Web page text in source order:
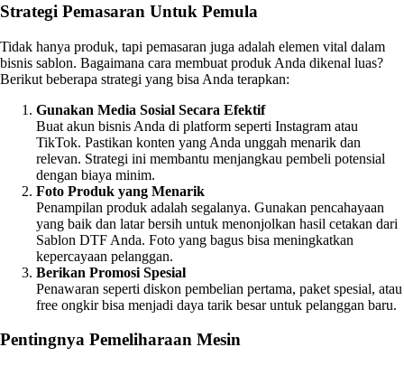
Strategi Pemasaran Untuk Pemula
Tidak hanya produk, tapi pemasaran juga adalah elemen vital dalam
bisnis sablon. Bagaimana cara membuat produk Anda dikenal luas?
Berikut beberapa strategi yang bisa Anda terapkan:
Gunakan Media Sosial Secara Efektif
Buat akun bisnis Anda di platform seperti Instagram atau
TikTok. Pastikan konten yang Anda unggah menarik dan
relevan. Strategi ini membantu menjangkau pembeli potensial
dengan biaya minim.
Foto Produk yang Menarik
Penampilan produk adalah segalanya. Gunakan pencahayaan
yang baik dan latar bersih untuk menonjolkan hasil cetakan dari
Sablon DTF Anda. Foto yang bagus bisa meningkatkan
kepercayaan pelanggan.
Berikan Promosi Spesial
Penawaran seperti diskon pembelian pertama, paket spesial, atau
free ongkir bisa menjadi daya tarik besar untuk pelanggan baru.
Pentingnya Pemeliharaan Mesin